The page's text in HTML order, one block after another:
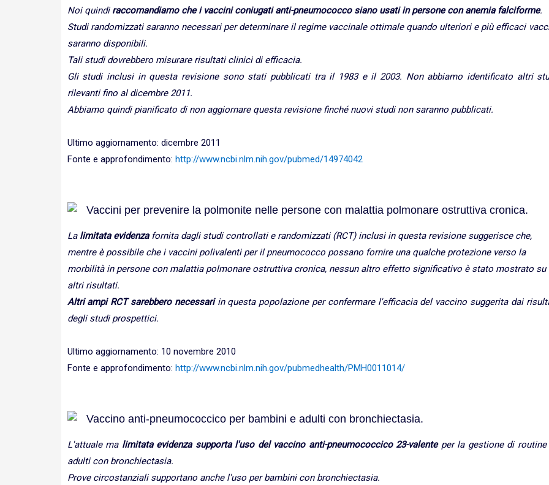
Noi quindi raccomandiamo che i vaccini coniugati anti-pneumococco siano usati in persone con anemia falciforme.
Studi randomizzati saranno necessari per determinare il regime vaccinale ottimale quando ulteriori e più efficaci
saranno disponibili.
Tali studi dovrebbero misurare risultati clinici di efficacia.
Gli studi inclusi in questa revisione sono stati pubblicati tra il 1983 e il 2003. Non abbiamo identificato altri
rilevanti fino al dicembre 2011.
Abbiamo quindi pianificato di non aggiornare questa revisione finché nuovi studi non saranno pubblicati.
Ultimo aggiornamento: dicembre 2011
Fonte e approfondimento: http://www.ncbi.nlm.nih.gov/pubmed/14974042
Vaccini per prevenire la polmonite nelle persone con malattia polmonare ostruttiva cronica.
La limitata evidenzafornita dagli studi controllati e randomizzati (RCT) inclusi in questa revisione suggerisce che,
mentre è possibile che i vaccini polivalenti per il pneumococco possano fornire una qualche protezione verso la
morbilità in persone con malattia polmonare ostruttiva cronica, nessun altro effetto significativo è stato mostrato su
altri risultati.
Altri ampi RCT sarebbero necessariin questa popolazione per confermare l'efficacia del vaccino suggerita dai
degli studi prospettici.
Ultimo aggiornamento: 10 novembre 2010
Fonte e approfondimento: http://www.ncbi.nlm.nih.gov/pubmedhealth/PMH0011014/
Vaccino anti-pneumococcico per bambini e adulti con bronchiectasia.
L'attuale ma limitata evidenza supporta l'uso del vaccino anti-pneumococcico 23-valenteper la gestione di routine
adulti con bronchiectasia.
Prove circostanziali supportano anche l'uso per bambini con bronchiectasia.